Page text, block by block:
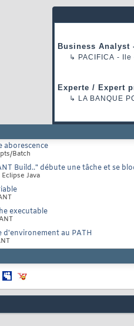
Business Analyst
↳ PACIFICA - Ile
Experte / Expert
↳ LA BANQUE
aborescence
Batch
Build.." débute une tâche et se
Java
executable
au PATH